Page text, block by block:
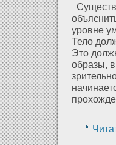
уровне
Телο
Это
образы,